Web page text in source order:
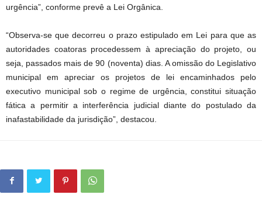
urgência”, conforme prevê a Lei Orgânica.
“Observa-se que decorreu o prazo estipulado em Lei para que as
autoridades coatoras procedessem à apreciação do projeto, ou
seja, passados mais de 90 (noventa) dias. A omissão do Legislativo
municipal em apreciar os projetos de lei encaminhados pelo
executivo municipal sob o regime de urgência, constitui situação
fática a permitir a interferência judicial diante do postulado da
inafastabilidade da jurisdição”, destacou.